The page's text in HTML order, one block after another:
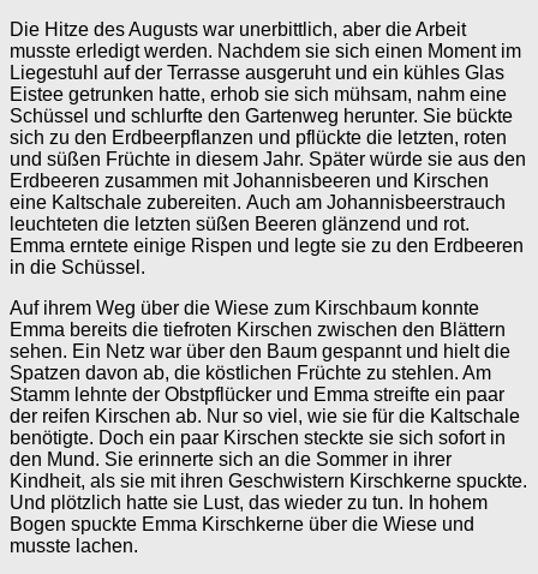
Die Hitze des Augusts war unerbittlich, aber die Arbeit
musste erledigt werden. Nachdem sie sich einen Moment im
Liegestuhl auf der Terrasse ausgeruht und ein kühles Glas
Eistee getrunken hatte, erhob sie sich mühsam, nahm eine
Schüssel und schlurfte den Gartenweg herunter. Sie bückte
sich zu den Erdbeerpflanzen und pflückte die letzten, roten
und süßen Früchte in diesem Jahr. Später würde sie aus den
Erdbeeren zusammen mit Johannisbeeren und Kirschen
eine Kaltschale zubereiten. Auch am Johannisbeerstrauch
leuchteten die letzten süßen Beeren glänzend und rot.
Emma erntete einige Rispen und legte sie zu den Erdbeeren
in die Schüssel.
Auf ihrem Weg über die Wiese zum Kirschbaum konnte
Emma bereits die tiefroten Kirschen zwischen den Blättern
sehen. Ein Netz war über den Baum gespannt und hielt die
Spatzen davon ab, die köstlichen Früchte zu stehlen. Am
Stamm lehnte der Obstpflücker und Emma streifte ein paar
der reifen Kirschen ab. Nur so viel, wie sie für die Kaltschale
benötigte. Doch ein paar Kirschen steckte sie sich sofort in
den Mund. Sie erinnerte sich an die Sommer in ihrer
Kindheit, als sie mit ihren Geschwistern Kirschkerne spuckte.
Und plötzlich hatte sie Lust, das wieder zu tun. In hohem
Bogen spuckte Emma Kirschkerne über die Wiese und
musste lachen.